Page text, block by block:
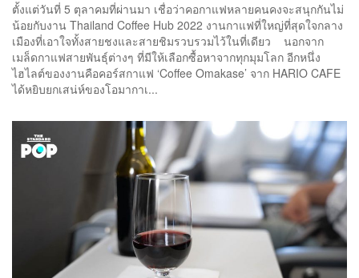
ตั้งแต่วันที่ 5 ตุลาคมที่ผ่านมา เชื่อว่าคอกาแฟหลายคนคงจะสนุกกันไม่
น้อยกับงาน Thailand Coffee Hub 2022 งานกาแฟที่ใหญ่ที่สุดใจกลาง
เมืองที่เอาใจทั้งสายชงและสายชิมรวบรวมไว้ในที่เดียว นอกจาก
เมล็ดกาแฟสายพันธ์ุต่างๆ ที่มีให้เลือกซื้อหาจากทุกมุมโลก อีกหนึ่ง
ไฮไลต์ของงานคือคอร์สกาแฟ ‘Coffee Omakase’ จาก HARIO CAFE
ได้หยิบยกเสน่ห์ของโอมากาเ...